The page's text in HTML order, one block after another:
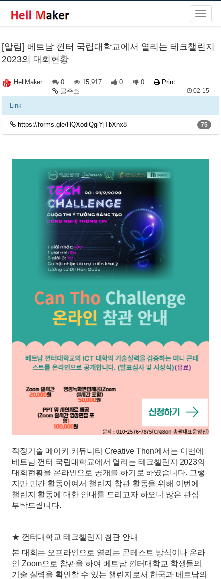
[알림] 베트남 껀터 국립대학교에서 열리는 테크챌린지
2023의 대회현황
HellMaker 0 15,917 0 0
Print
글주소
02-15
Link
https://forms.gle/HQXodiQgiYjTbXnx8 75
적정기술 메이커 커뮤니티 Creative Thon에서는 이번에
베트남 껀터 국립대학교에서 열리는 테크챌린지 2023의
대회현황을 온라인으로 공개를 하기로 하였습니다. 그렇
지만 민간 활동이여서 챌린지 참관 활동을 위해 이번에
챌린지 활동에 대한 안내를 드리고자 하오니 많은 관심
부탁드립니다.
★ 껀터대학교 테크챌린지 참관 안내
본 대회는 오프라인으로 열리는 콘테스트 방식이나 온라
인 Zoom으로 참관을 하여 베트남 껀터대학교 학생들의
기술 실력을 확인할 수 있는 챌린지로서 한국과 베트남의